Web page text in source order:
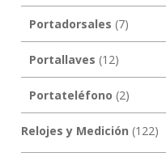
Portadorsales (7)
Portallaves (12)
Portateléfono (2)
Relojes y Medición (122)